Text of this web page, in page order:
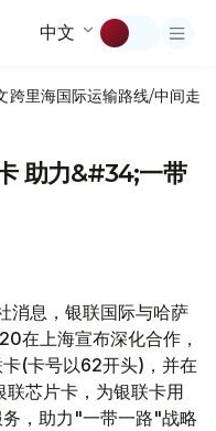
中文
跨里海国际运输路线/中间走廊
助力&#34;一带
消息，银联国际与哈萨
在上海宣布深化合作，
(卡号以62开头)，并在
芯片卡，为银联卡用
，助力"一带一路"战略